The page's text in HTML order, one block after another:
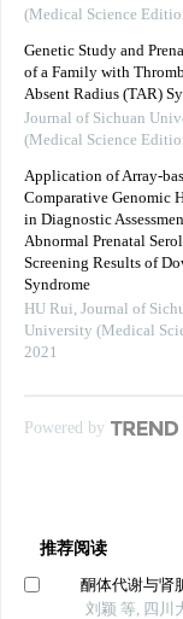
(Medical Science
Genetic Study and
of a Family with
Absent Radius (TAR)
Journal of Sichuan
(Medical Science
Application of Array-
Comparative Genomic
in Diagnostic
Abnormal Prenatal
Screening Results of
Syndrome
HU Rui, Journal of
University (Medical
2021
Powered by
推荐阅读
酮体代谢与肾
刘颖 等, 四川